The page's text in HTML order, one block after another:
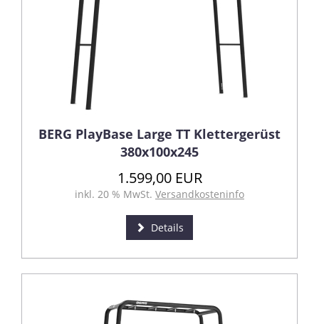
BERG PlayBase Large TT Klettergerüst
380x100x245
1.599,00 EUR
inkl. 20 % MwSt. Versandkosteninfo
Details